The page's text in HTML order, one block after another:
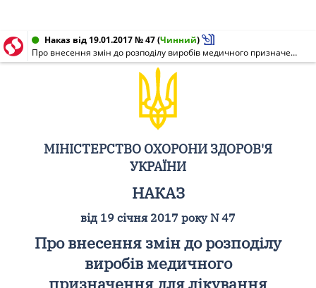
Наказ від 19.01.2017 № 47(Чинний)
Про внесення змін до розподілу виробів медичного призначення для лікування хворих на серцево-судинні захворювання, закуплених у централізованому порядку за кошти Державного бюджету України на 2015 рік, затвердженого наказом Міністерства охорони здоров'я України від 21 січня 2016 року N 34
МІНІСТЕРСТВО ОХОРОНИ ЗДОРОВ'Я
УКРАЇНИ
НАКАЗ
від 19 січня 2017 року N 47
Про внесення змін до розподілу
виробів медичного
призначення для лікування